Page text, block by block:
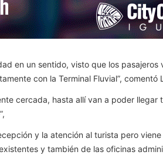
en un sentido, visto que los pasajeros
con la Terminal Fluvial”, comentó
cercada, hasta allí van a poder llegar
y la atención al turista pero
y también de las oficinas